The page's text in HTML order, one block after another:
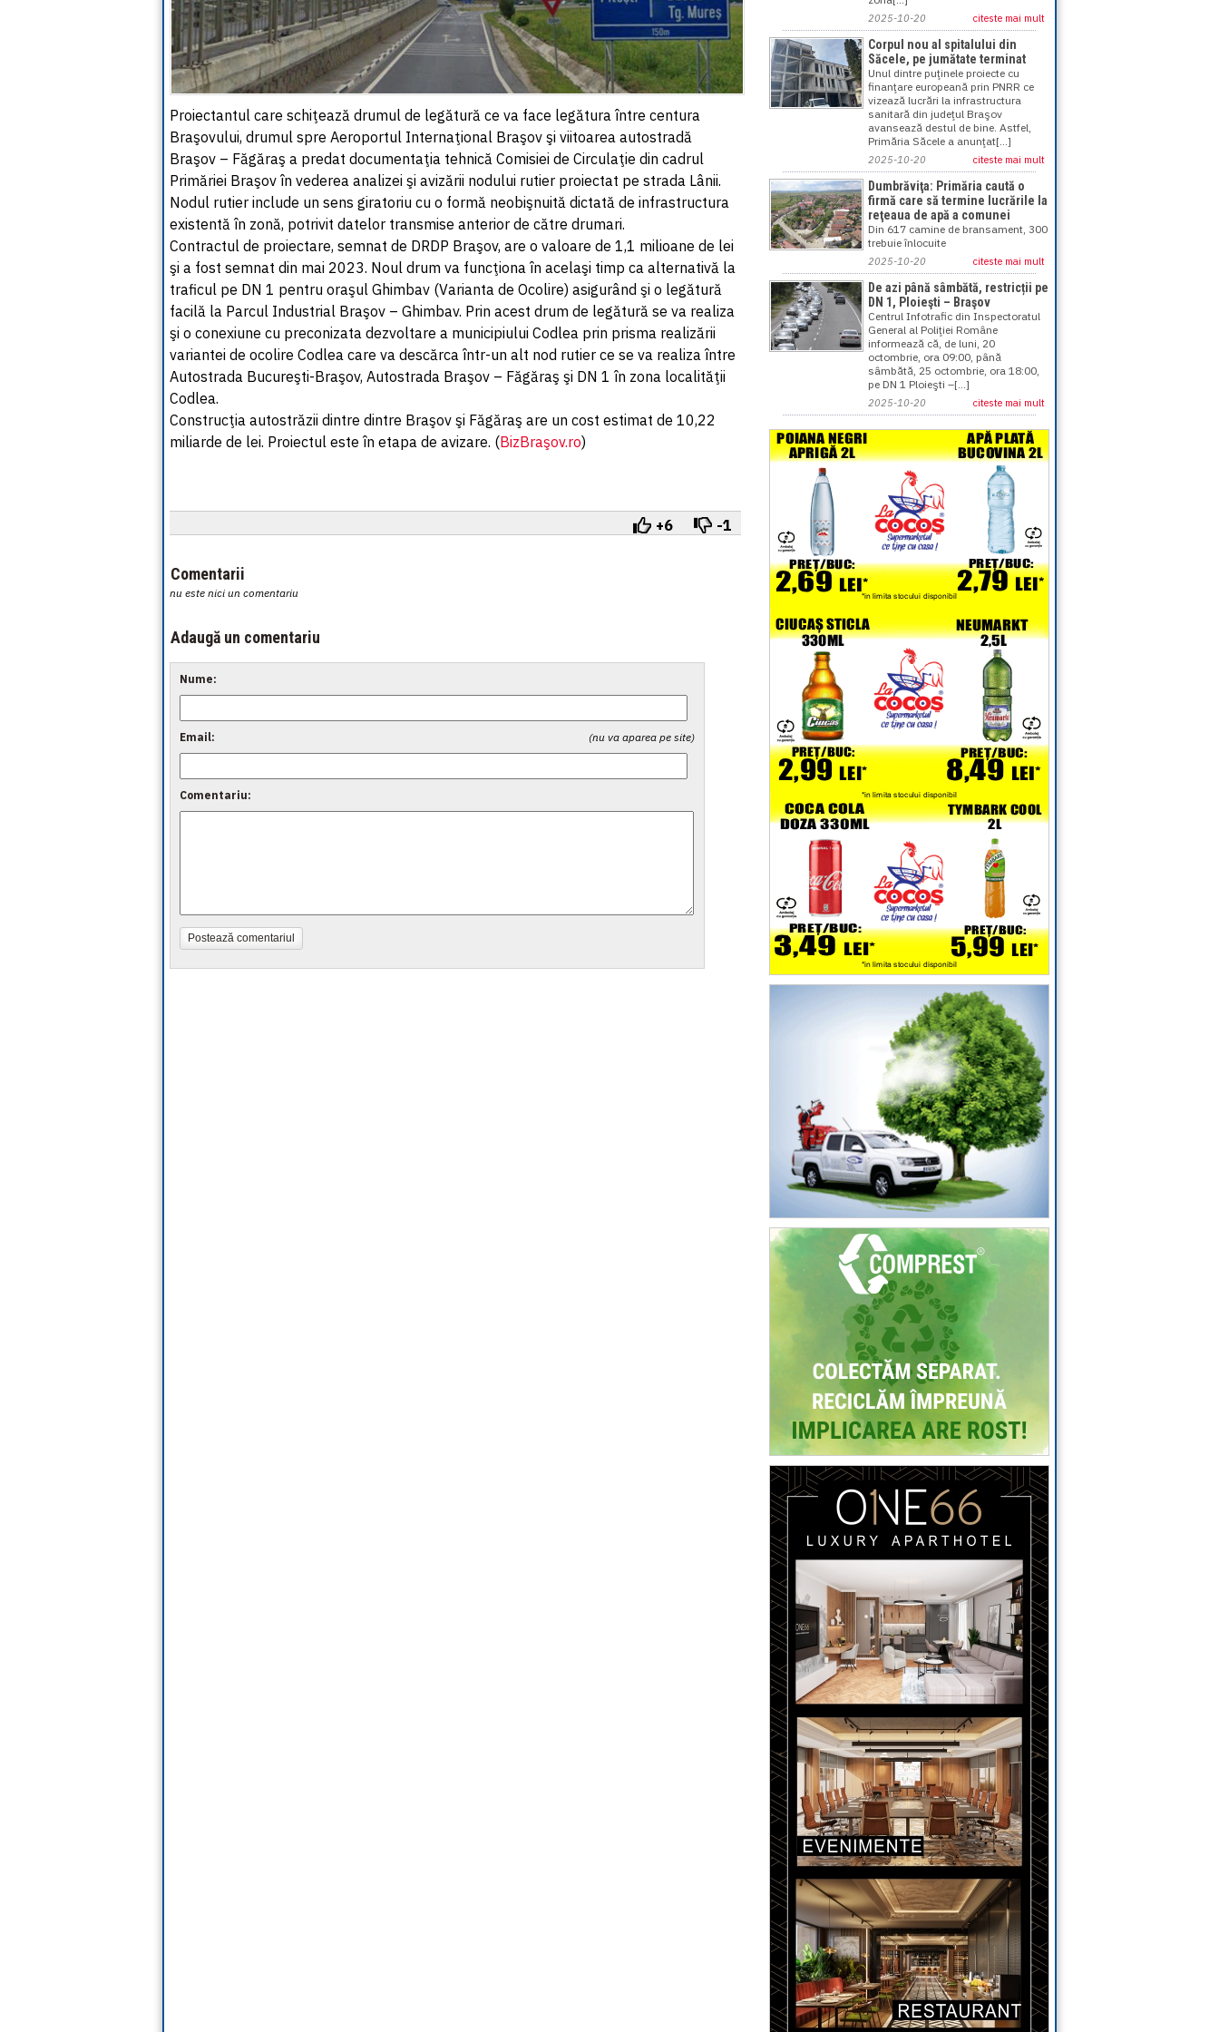
Proiectantul care schiţează drumul de legătură ce va face legătura între centura
Braşovului, drumul spre Aeroportul Internaţional Braşov şi viitoarea autostradă
Braşov – Făgăraş a predat documentaţia tehnică Comisiei de Circulaţie din cadrul
Primăriei Braşov în vederea analizei şi avizării nodului rutier proiectat pe strada Lânii.
Nodul rutier include un sens giratoriu cu o formă neobişnuită dictată de infrastructura
existentă în zonă, potrivit datelor transmise anterior de către drumari.
Contractul de proiectare, semnat de DRDP Braşov, are o valoare de 1,1 milioane de lei
şi a fost semnat din mai 2023. Noul drum va funcţiona în acelaşi timp ca alternativă la
traficul pe DN 1 pentru oraşul Ghimbav (Varianta de Ocolire) asigurând şi o legătură
facilă la Parcul Industrial Braşov – Ghimbav. Prin acest drum de legătură se va realiza
şi o conexiune cu preconizata dezvoltare a municipiului Codlea prin prisma realizării
variantei de ocolire Codlea care va descărca într-un alt nod rutier ce se va realiza între
Autostrada Bucureşti-Braşov, Autostrada Braşov – Făgăraş şi DN 1 în zona localităţii
Codlea.
Construcţia autostrăzii dintre dintre Braşov şi Făgăraş are un cost estimat de 10,22
miliarde de lei. Proiectul este în etapa de avizare. (BizBraşov.ro)
+6 -1
Comentarii
nu este nici un comentariu
Adaugă un comentariu
Nume:
(nu va aparea pe site)
Email:
Comentariu:
Postează comentariul
2025-10-20 citeste mai mult
Corpul nou al spitalului din
Săcele, pe jumătate terminat
Unul dintre puţinele proiecte cu
finanţare europeană prin PNRR ce
vizează lucrări la infrastructura
sanitară din judeţul Braşov
avansează destul de bine. Astfel,
Primăria Săcele a anunţat[...]
2025-10-20 citeste mai mult
Dumbrăviţa: Primăria caută o
firmă care să termine lucrările la
reţeaua de apă a comunei
Din 617 camine de bransament, 300
trebuie înlocuite
2025-10-20 citeste mai mult
De azi până sâmbătă, restricții pe
DN 1, Ploieşti – Braşov
Centrul Infotrafic din Inspectoratul
General al Poliţiei Române
informează că, de luni, 20
octombrie, ora 09:00, până
sâmbătă, 25 octombrie, ora 18:00,
pe DN 1 Ploieşti –[...]
2025-10-20 citeste mai mult